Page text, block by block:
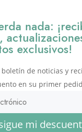
nada:
exclusivos!
boletín de noticias y
en su primer
mi